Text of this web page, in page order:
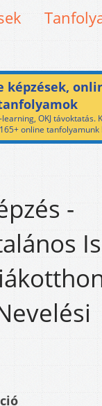
képzések,
OKJ távoktatás.
online tanfolyamunk
-